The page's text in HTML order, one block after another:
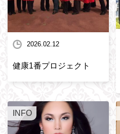
2026.02.12
健康1番プロジェクト
INFO